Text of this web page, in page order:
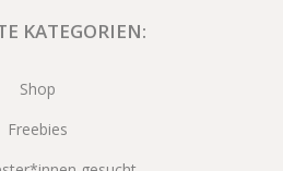
KATEGORIEN:
Shop
Freebies